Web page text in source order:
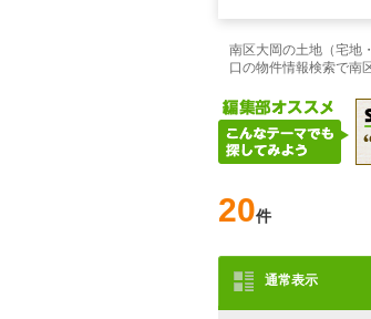
南区大岡の土地（宅地
口の物件情報検索で南
20件
通常表示